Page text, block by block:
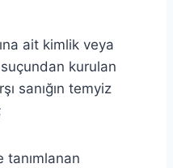
ait kimlik veya
kurulan
sanığın temyiz
tanımlanan